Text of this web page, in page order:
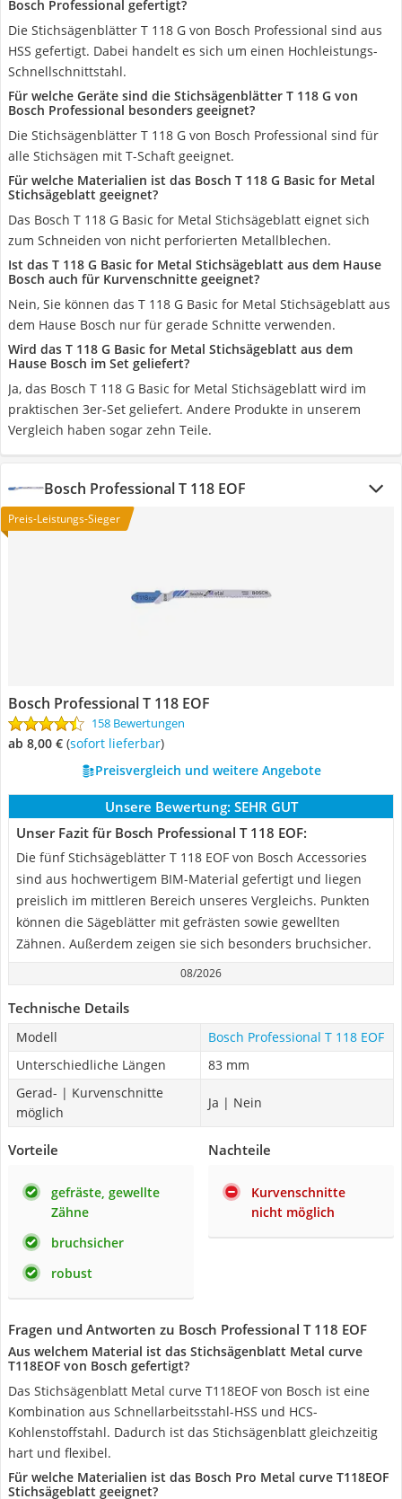
Bosch Professional gefertigt?
Die Stichsägenblätter T 118 G von Bosch Professional sind aus
HSS gefertigt. Dabei handelt es sich um einen Hochleistungs-
Schnellschnittstahl.
Für welche Geräte sind die Stichsägenblätter T 118 G von
Bosch Professional besonders geeignet?
Die Stichsägenblätter T 118 G von Bosch Professional sind für
alle Stichsägen mit T-Schaft geeignet.
Für welche Materialien ist das Bosch T 118 G Basic for Metal
Stichsägeblatt geeignet?
Das Bosch T 118 G Basic for Metal Stichsägeblatt eignet sich
zum Schneiden von nicht perforierten Metallblechen.
Ist das T 118 G Basic for Metal Stichsägeblatt aus dem Hause
Bosch auch für Kurvenschnitte geeignet?
Nein, Sie können das T 118 G Basic for Metal Stichsägeblatt aus
dem Hause Bosch nur für gerade Schnitte verwenden.
Wird das T 118 G Basic for Metal Stichsägeblatt aus dem
Hause Bosch im Set geliefert?
Ja, das Bosch T 118 G Basic for Metal Stichsägeblatt wird im
praktischen 3er-Set geliefert. Andere Produkte in unserem
Vergleich haben sogar zehn Teile.
Bosch Professional T 118 EOF
Preis-Leistungs-Sieger
Bosch Professional T 118 EOF
158 Bewertungen
ab 8,00 € ( Sofort lieferbar)
Preisvergleich und weitere Angebote
Unsere Bewertung: SEHR GUT
Unser Fazit für Bosch Professional T 118 EOF:
Die fünf Stichsägeblätter T 118 EOF von Bosch Accessories
sind aus hochwertigem BIM-Material gefertigt und liegen
preislich im mittleren Bereich unseres Vergleichs. Punkten
können die Sägeblätter mit gefrästen sowie gewellten
Zähnen. Außerdem zeigen sie sich besonders bruchsicher.
08/2026
Technische Details
Modell
Bosch Professional T 118 EOF
Unterschiedliche Längen
83 mm
Gerad- | Kurvenschnitte
möglich
Ja | Nein
Vorteile
gefräste, gewellte
Zähne
bruchsicher
robust
Nachteile
Kurvenschnitte
nicht möglich
Fragen und Antworten zu Bosch Professional T 118 EOF
Aus welchem Material ist das Stichsägenblatt Metal curve
T118EOF von Bosch gefertigt?
Das Stichsägenblatt Metal curve T118EOF von Bosch ist eine
Kombination aus Schnellarbeitsstahl-HSS und HCS-
Kohlenstoffstahl. Dadurch ist das Stichsägenblatt gleichzeitig
hart und flexibel.
Für welche Materialien ist das Bosch Pro Metal curve T118EOF
Stichsägeblatt geeignet?